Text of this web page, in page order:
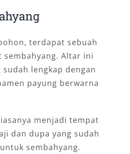
terdapat sebuah
Altar ini
lengkap dengan
payung berwarna
menjadi tempat
dan dupa yang sudah
sembahyang.